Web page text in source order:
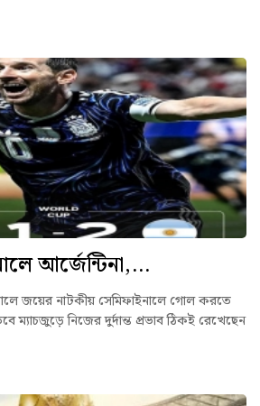
আর্জেন্টিনা,...
জয়ের নাটকীয় সেমিফাইনালে গোল করতে
ম্যাচজুড়ে নিজের দুর্দান্ত প্রভাব ঠিকই রেখেছেন